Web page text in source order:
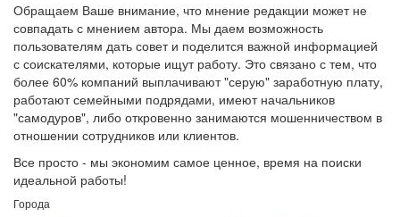
Обращаем Ваше внимание, что мнение редакции может не
совпадать с мнением автора. Мы даем возможность
пользователям дать совет и поделится важной информацией
с соискателями, которые ищут работу. Это связано с тем, что
более 60% компаний выплачивают "серую" заработную плату,
работают семейными подрядами, имеют начальников
"самодуров", либо откровенно занимаются мошенничеством в
отношении сотрудников или клиентов.
Все просто - мы экономим самое ценное, время на поиски
идеальной работы!
Города